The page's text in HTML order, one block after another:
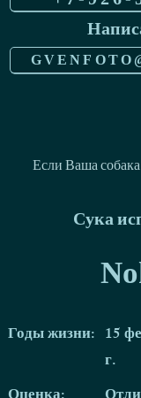
Если Ваша
Сука
Годы жизни: 15
г.